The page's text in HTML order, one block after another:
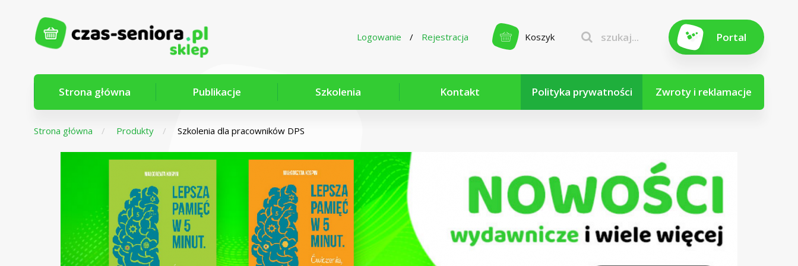
Logowanie / Rejestracja Koszyk szukaj... Portal
Strona główna Publikacje Szkolenia Kontakt Polityka prywatności Zwroty i reklamacje
Z myślą oseniorach
Strona główna Produkty Szkolenia dla pracowników DPS